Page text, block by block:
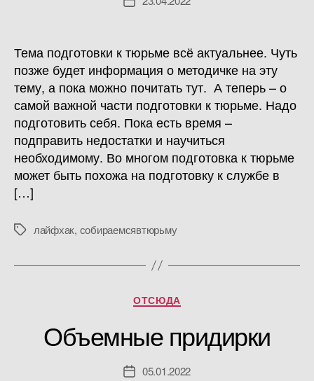
Тема подготовки к тюрьме всё актуальнее. Чуть
позже будет информация о методичке на эту
тему, а пока можно почитать тут. А теперь – о
самой важной части подготовки к тюрьме. Надо
подготовить себя. Пока есть время –
подправить недостатки и научиться
необходимому. Во многом подготовка к тюрьме
может быть похожа на подготовку к службе в
[…]
Меткилайфхак, собираемсявтюрьму
Рубрики
ОТСЮДА
Объемные придирки
Дата05.01.2022